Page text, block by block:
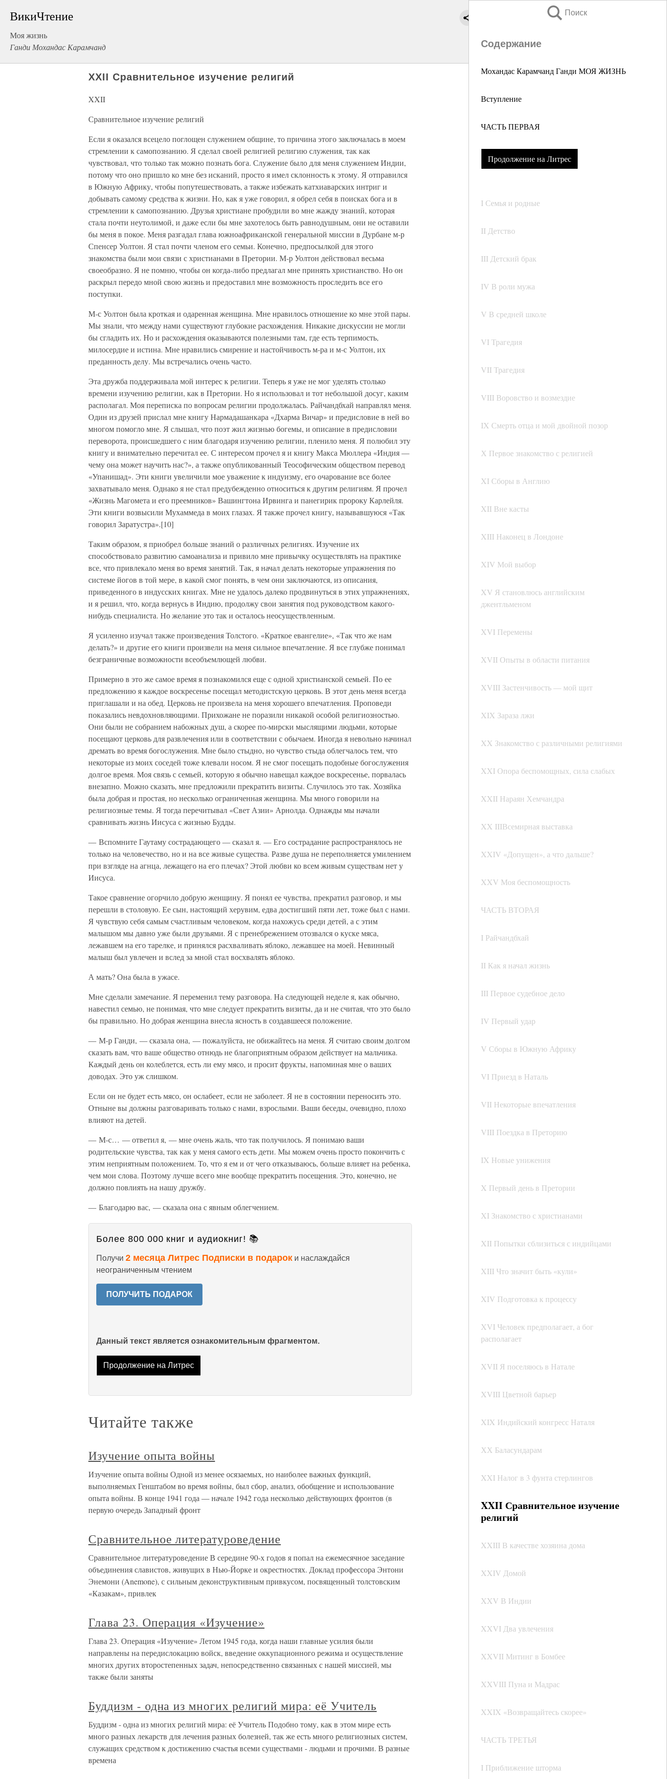
ВикиЧтение
Моя жизнь
Ганди Мохандас Карамчанд
Поиск
Содержание
Мохандас Карамчанд Ганди МОЯ ЖИЗНЬ
Вступление
ЧАСТЬ ПЕРВАЯ
Продолжение на Литрес
I Семья и родные
II Детство
III Детский брак
IV В роли мужа
V В средней школе
VI Трагедия
VII Трагедия
VIII Воровство и возмездие
IX Смерть отца и мой двойной позор
Х Первое знакомство с религией
XI Сборы в Англию
XII Вне касты
XIII Наконец в Лондоне
XIV Мой выбор
XV Я становлюсь английским
джентльменом
XVI Перемены
XVII Опыты в области питания
XVIII Застенчивость — мой щит
XIX Зараза лжи
XX Знакомство с различными религиями
XXI Опора беспомощных, сила слабых
XXII Нараян Хемчандра
XX IIIВсемирная выставка
XXIV «Допущен», а что дальше?
XXV Моя беспомощность
ЧАСТЬ ВТОРАЯ
I Райчандбхай
II Как я начал жизнь
III Первое судебное дело
IV Первый удар
V Сборы в Южную Африку
VI Приезд в Наталь
VII Некоторые впечатления
VIII Поездка в Преторию
IX Новые унижения
X Первый день в Претории
XI Знакомство с христианами
XII Попытки сблизиться с индийцами
XIII Что значит быть «кули»
XIV Подготовка к процессу
XVI Человек предполагает, а бог
располагает
XVII Я поселяюсь в Натале
XVIII Цветной барьер
XIX Индийский конгресс Наталя
ХХ Баласундарам
XXI Налог в 3 фунта стерлингов
XXII Сравнительное изучение
религий
XXIII В качестве хозяина дома
XXIV Домой
XXV В Индии
XXVI Два увлечения
XXVII Митинг в Бомбее
XXVIII Пуна и Мадрас
XXIX «Возвращайтесь скорее»
ЧАСТЬ ТРЕТЬЯ
I Приближение шторма
XXII Сравнительное изучение религий
XXII
Сравнительное изучение религий
Если я оказался всецело поглощен служением общине, то причина этого заключалась в моем
стремлении к самопознанию. Я сделал своей религией религию служения, так как
чувствовал, что только так можно познать бога. Служение было для меня служением Индии,
потому что оно пришло ко мне без исканий, просто я имел склонность к этому. Я отправился
в Южную Африку, чтобы попутешествовать, а также избежать катхиаварских интриг и
добывать самому средства к жизни. Но, как я уже говорил, я обрел себя в поисках бога и в
стремлении к самопознанию. Друзья христиане пробудили во мне жажду знаний, которая
стала почти неутолимой, и даже если бы мне захотелось быть равнодушным, они не оставили
бы меня в покое. Меня разгадал глава южноафриканской генеральной миссии в Дурбане м-р
Спенсер Уолтон. Я стал почти членом его семьи. Конечно, предпосылкой для этого
знакомства были мои связи с христианами в Претории. М-р Уолтон действовал весьма
своеобразно. Я не помню, чтобы он когда-либо предлагал мне принять христианство. Но он
раскрыл передо мной свою жизнь и предоставил мне возможность проследить все его
поступки.
М-с Уолтон была кроткая и одаренная женщина. Мне нравилось отношение ко мне этой пары.
Мы знали, что между нами существуют глубокие расхождения. Никакие дискуссии не могли
бы сгладить их. Но и расхождения оказываются полезными там, где есть терпимость,
милосердие и истина. Мне нравились смирение и настойчивость м-ра и м-с Уолтон, их
преданность делу. Мы встречались очень часто.
Эта дружба поддерживала мой интерес к религии. Теперь я уже не мог уделять столько
времени изучению религии, как в Претории. Но я использовал и тот небольшой досуг, каким
располагал. Моя переписка по вопросам религии продолжалась. Райчандбхай направлял меня.
Один из друзей прислал мне книгу Нармадашанкара «Дхарма Вичар» и предисловие в ней во
многом помогло мне. Я слышал, что поэт жил жизнью богемы, и описание в предисловии
переворота, происшедшего с ним благодаря изучению религии, пленило меня. Я полюбил эту
книгу и внимательно перечитал ее. С интересом прочел я и книгу Макса Мюллера «Индия —
чему она может научить нас?», а также опубликованный Теософическим обществом перевод
«Упанишад». Эти книги увеличили мое уважение к индуизму, его очарование все более
захватывало меня. Однако я не стал предубежденно относиться к другим религиям. Я прочел
«Жизнь Магомета и его преемников» Вашингтона Ирвинга и панегирик пророку Карлейля.
Эти книги возвысили Мухаммеда в моих глазах. Я также прочел книгу, называвшуюся «Так
говорил Заратустра».[10]
Таким образом, я приобрел больше знаний о различных религиях. Изучение их
способствовало развитию самоанализа и привило мне привычку осуществлять на практике
все, что привлекало меня во время занятий. Так, я начал делать некоторые упражнения по
системе йогов в той мере, в какой смог понять, в чем они заключаются, из описания,
приведенного в индусских книгах. Мне не удалось далеко продвинуться в этих упражнениях,
и я решил, что, когда вернусь в Индию, продолжу свои занятия под руководством какого-
нибудь специалиста. Но желание это так и осталось неосуществленным.
Я усиленно изучал также произведения Толстого. «Краткое евангелие», «Так что же нам
делать?» и другие его книги произвели на меня сильное впечатление. Я все глубже понимал
безграничные возможности всеобъемлющей любви.
Примерно в это же самое время я познакомился еще с одной христианской семьей. По ее
предложению я каждое воскресенье посещал методистскую церковь. В этот день меня всегда
приглашали и на обед. Церковь не произвела на меня хорошего впечатления. Проповеди
показались невдохновляющими. Прихожане не поразили никакой особой религиозностью.
Они были не собранием набожных душ, а скорее по-мирски мыслящими людьми, которые
посещают церковь для развлечения или в соответствии с обычаем. Иногда я невольно начинал
дремать во время богослужения. Мне было стыдно, но чувство стыда облегчалось тем, что
некоторые из моих соседей тоже клевали носом. Я не смог посещать подобные богослужения
долгое время. Моя связь с семьей, которую я обычно навещал каждое воскресенье, порвалась
внезапно. Можно сказать, мне предложили прекратить визиты. Случилось это так. Хозяйка
была добрая и простая, но несколько ограниченная женщина. Мы много говорили на
религиозные темы. Я тогда перечитывал «Свет Азии» Арнолда. Однажды мы начали
сравнивать жизнь Иисуса с жизнью Будды.
— Вспомните Гаутаму сострадающего — сказал я. — Его сострадание распространялось не
только на человечество, но и на все живые существа. Разве душа не переполняется умилением
при взгляде на агнца, лежащего на его плечах? Этой любви ко всем живым существам нет у
Иисуса.
Такое сравнение огорчило добрую женщину. Я понял ее чувства, прекратил разговор, и мы
перешли в столовую. Ее сын, настоящий херувим, едва достигший пяти лет, тоже был с нами.
Я чувствую себя самым счастливым человеком, когда нахожусь среди детей, а с этим
малышом мы давно уже были друзьями. Я с пренебрежением отозвался о куске мяса,
лежавшем на его тарелке, и принялся расхваливать яблоко, лежавшее на моей. Невинный
малыш был увлечен и вслед за мной стал восхвалять яблоко.
А мать? Она была в ужасе.
Мне сделали замечание. Я переменил тему разговора. На следующей неделе я, как обычно,
навестил семью, не понимая, что мне следует прекратить визиты, да и не считая, что это было
бы правильно. Но добрая женщина внесла ясность в создавшееся положение.
— М-р Ганди, — сказала она, — пожалуйста, не обижайтесь на меня. Я считаю своим долгом
сказать вам, что ваше общество отнюдь не благоприятным образом действует на мальчика.
Каждый день он колеблется, есть ли ему мясо, и просит фрукты, напоминая мне о ваших
доводах. Это уж слишком.
Если он не будет есть мясо, он ослабеет, если не заболеет. Я не в состоянии переносить это.
Отныне вы должны разговаривать только с нами, взрослыми. Ваши беседы, очевидно, плохо
влияют на детей.
— М-с… — ответил я, — мне очень жаль, что так получилось. Я понимаю ваши
родительские чувства, так как у меня самого есть дети. Мы можем очень просто покончить с
этим неприятным положением. То, что я ем и от чего отказываюсь, больше влияет на ребенка,
чем мои слова. Поэтому лучше всего мне вообще прекратить посещения. Это, конечно, не
должно повлиять на нашу дружбу.
— Благодарю вас, — сказала она с явным облегчением.
Более 800 000 книг и аудиокниг! 📚
Получи 2 месяца Литрес Подписки в подарок и наслаждайся
неограниченным чтением
ПОЛУЧИТЬ ПОДАРОК
Данный текст является ознакомительным фрагментом.
Продолжение на Литрес
Читайте также
Изучение опыта войны
Изучение опыта войны Одной из менее осязаемых, но наиболее важных функций,
выполняемых Генштабом во время войны, был сбор, анализ, обобщение и использование
опыта войны. В конце 1941 года — начале 1942 года несколько действующих фронтов (в
первую очередь Западный фронт
Сравнительное литературоведение
Сравнительное литературоведение В середине 90-х годов я попал на ежемесячное заседание
объединения славистов, живущих в Нью-Йорке и окрестностях. Доклад профессора Энтони
Энемони (Anemone), с сильным деконструктивным привкусом, посвященный толстовским
«Казакам», привлек
Глава 23. Операция «Изучение»
Глава 23. Операция «Изучение» Летом 1945 года, когда наши главные усилия были
направлены на передислокацию войск, введение оккупационного режима и осуществление
многих других второстепенных задач, непосредственно связанных с нашей миссией, мы
также были заняты
Буддизм - одна из многих религий мира: её Учитель
Буддизм - одна из многих религий мира: её Учитель Подобно тому, как в этом мире есть
много разных лекарств для лечения разных болезней, так же есть много религиозных систем,
служащих средством к достижению счастья всеми существами - людьми и прочими. В разные
времена